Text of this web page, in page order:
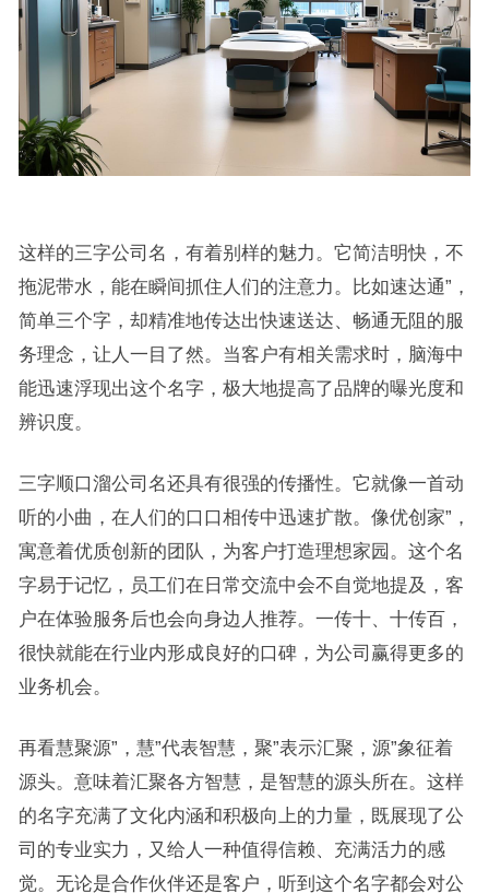
这样的三字公司名，有着别样的魅力。它简洁明快，不
拖泥带水，能在瞬间抓住人们的注意力。比如速达通”，
简单三个字，却精准地传达出快速送达、畅通无阻的服
务理念，让人一目了然。当客户有相关需求时，脑海中
能迅速浮现出这个名字，极大地提高了品牌的曝光度和
辨识度。
三字顺口溜公司名还具有很强的传播性。它就像一首动
听的小曲，在人们的口口相传中迅速扩散。像优创家”，
寓意着优质创新的团队，为客户打造理想家园。这个名
字易于记忆，员工们在日常交流中会不自觉地提及，客
户在体验服务后也会向身边人推荐。一传十、十传百，
很快就能在行业内形成良好的口碑，为公司赢得更多的
业务机会。
再看慧聚源”，慧”代表智慧，聚”表示汇聚，源”象征着
源头。意味着汇聚各方智慧，是智慧的源头所在。这样
的名字充满了文化内涵和积极向上的力量，既展现了公
司的专业实力，又给人一种值得信赖、充满活力的感
觉。无论是合作伙伴还是客户，听到这个名字都会对公